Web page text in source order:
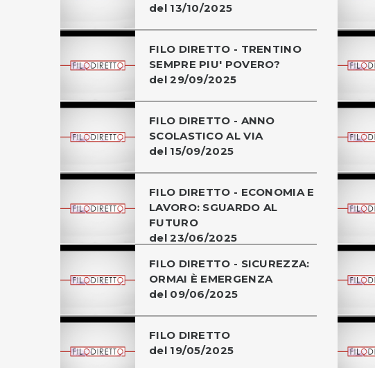
del 13/10/2025
FILO DIRETTO - TRENTINO
SEMPRE PIU' POVERO?
del 29/09/2025
FILO DIRETTO - ANNO
SCOLASTICO AL VIA
del 15/09/2025
FILO DIRETTO - ECONOMIA E
LAVORO: SGUARDO AL
FUTURO
del 23/06/2025
FILO DIRETTO - SICUREZZA:
ORMAI È EMERGENZA
del 09/06/2025
FILO DIRETTO
del 19/05/2025